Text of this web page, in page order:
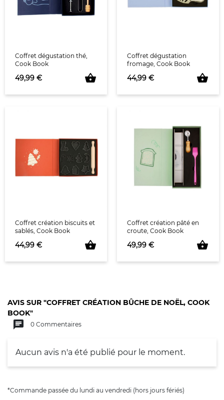
Coffret dégustation thé,
Cook Book
Prix
49,99 € shopping_basket
Coffret dégustation
fromage, Cook Book
Prix
44,99 € shopping_basket
Coffret création biscuits et
sablés, Cook Book
Prix
44,99 € shopping_basket
Coffret création pâté en
croute, Cook Book
Prix
49,99 € shopping_basket
AVIS SUR "COFFRET CRÉATION BÛCHE DE NOËL, COOK
BOOK"
chat 0 Commentaires
Aucun avis n'a été publié pour le moment.
*Commande passée du lundi au vendredi (hors jours fériés)